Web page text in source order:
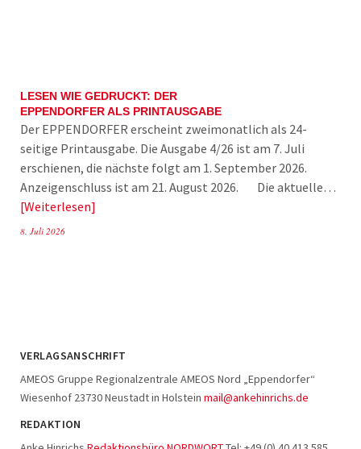
LESEN WIE GEDRUCKT: DER
EPPENDORFER ALS PRINTAUSGABE
Der EPPENDORFER erscheint zweimonatlich als 24-
seitige Printausgabe. Die Ausgabe 4/26 ist am 7. Juli
erschienen, die nächste folgt am 1. September 2026.
Anzeigenschluss ist am 21. August 2026. Die aktuelle…
Weiterlesen
8. Juli 2026
VERLAGSANSCHRIFT
AMEOS Gruppe Regionalzentrale AMEOS Nord „Eppendorfer“
Wiesenhof 23730 Neustadt in Holstein mail@ankehinrichs.de
REDAKTION